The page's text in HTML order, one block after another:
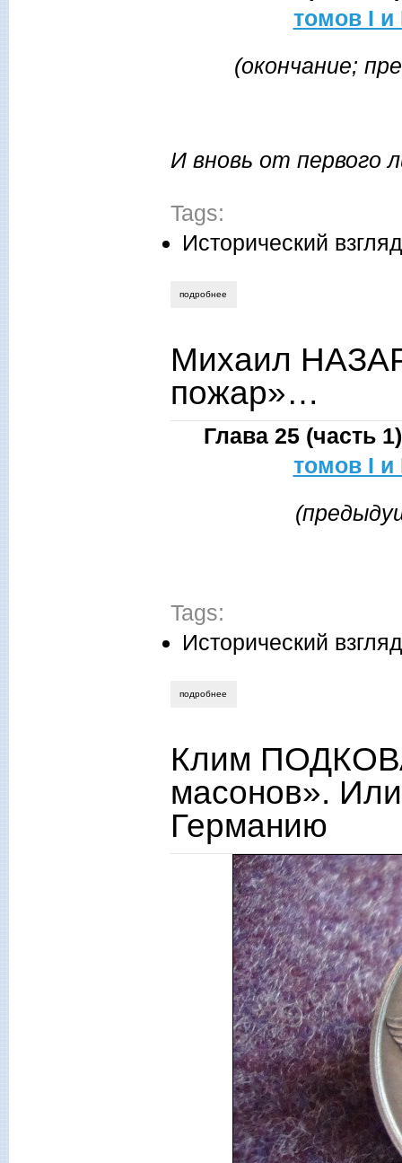
томов I и
(окончание;
И вновь от первого
Tags:
Исторический взгляд
подробнее
Михаил
пожар»…
Глава 25 (часть
томов I и
Tags:
Исторический взгляд
подробнее
Клим
масонов».
Германию